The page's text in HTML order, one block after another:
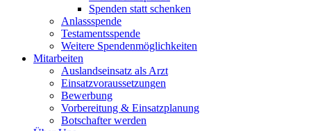
Spenden statt schenken
Anlassspende
Testamentsspende
Weitere Spenden­möglichkeiten
Mitarbeiten
Auslandseinsatz als Arzt
Einsatzvoraussetzungen
Bewerbung
Vorbereitung & Einsatzplanung
Botschafter werden